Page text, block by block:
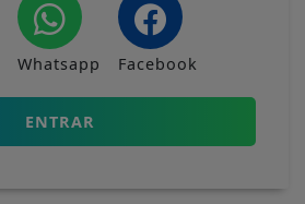
Whatsapp Facebook
ENTRAR